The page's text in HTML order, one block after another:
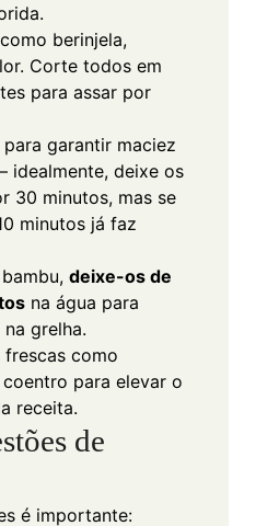
berinjela,
Corte todos em
para assar por
garantir maciez
deixe os
30 minutos, mas se
minutos já faz
deixe-os de
na água para
grelha.
frescas como
para elevar o
receita.
de
é importante: